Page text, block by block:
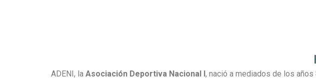
ADENI, la Asociación Deportiva Nacional I, nació a mediados de los años